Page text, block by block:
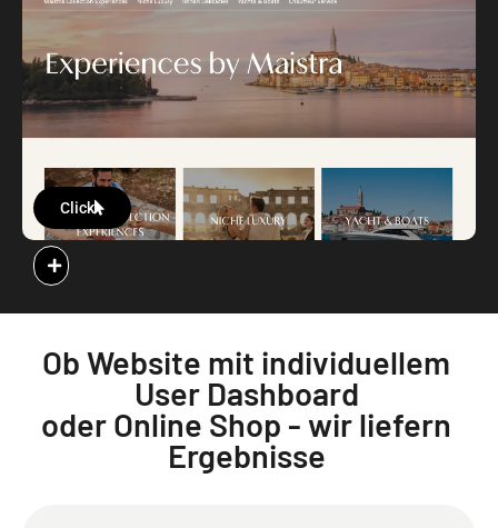
Click
Ob Website mit individuellem
User Dashboard
oder Online Shop - wir liefern
Ergebnisse